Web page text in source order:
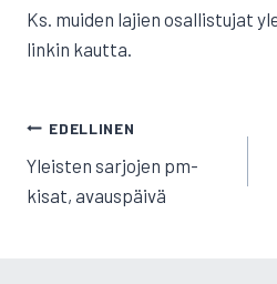
Ks. muiden lajien osallistujat
linkin kautta.
ARTIKKELIEN
SELAUS
EDELLINEN
Yleisten sarjojen pm-
kisat, avauspäivä